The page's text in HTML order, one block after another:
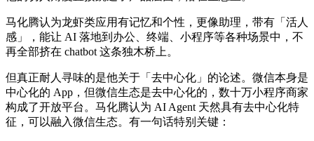
马化腾认为龙虾类应用有记忆和个性，更像助理，带有「活人
感」，能让 AI 落地到办公、终端、小程序等各种场景中，不
再全部挤在 chatbot 这条独木桥上。
但真正耐人寻味的是他关于「去中心化」的论述。微信本身是
中心化的 App，但微信生态是去中心化的，数十万小程序商家
构成了开放平台。马化腾认为 AI Agent 天然具有去中心化特
征，可以融入微信生态。有一句话特别关键：